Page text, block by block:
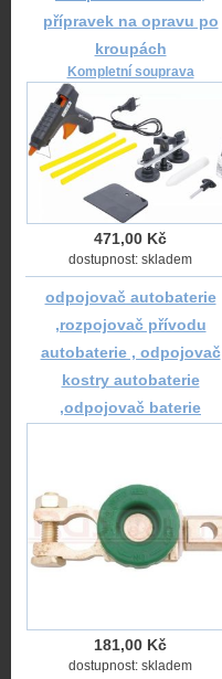
přípravek na opravu po
kroupách
Kompletní souprava
471,00 Kč
dostupnost: skladem
odpojovač autobaterie
,rozpojovač přívodu
autobaterie , odpojovač
kostry autobaterie
,odpojovač baterie
181,00 Kč
dostupnost: skladem